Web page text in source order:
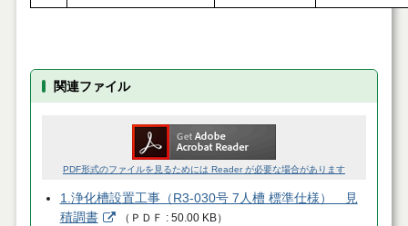
関連ファイル
PDF形式のファイルを見るためには Reader が必要な場合があります
1.浄化槽設置工事（R3-030号 7人槽 標準仕様） 見
積調書
（ ＰＤＦ 50.00 KB）